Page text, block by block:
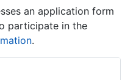
an application form
participate in the
.